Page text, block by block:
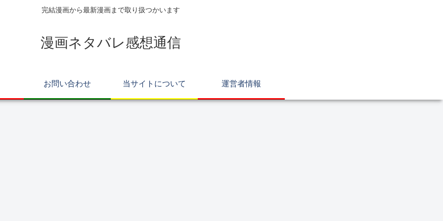
完結漫画から最新漫画まで取り扱つかいます
漫画ネタバレ感想通信
お問い合わせ 当サイトについて 運営者情報